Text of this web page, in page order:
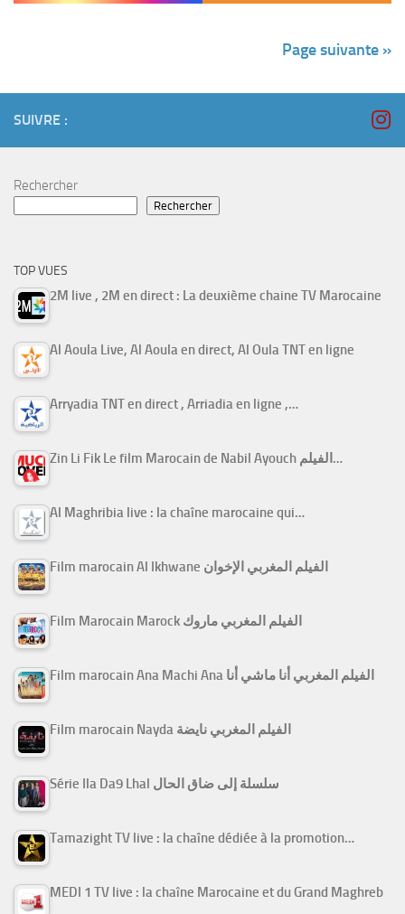
Page suivante »
SUIVRE :
Rechercher
Rechercher
TOP VUES
2M live , 2M en direct : La deuxième chaine TV Marocaine
Al Aoula Live, Al Aoula en direct, Al Oula TNT en ligne
Arryadia TNT en direct , Arriadia en ligne ,…
Zin Li Fik Le film Marocain de Nabil Ayouch الفيلم…
Al Maghribia live : la chaîne marocaine qui…
Film marocain Al Ikhwane الفيلم المغربي الإخوان
Film Marocain Marock الفيلم المغربي ماروك
Film marocain Ana Machi Ana الفيلم المغربي أنا ماشي أنا
Film marocain Nayda الفيلم المغربي نايضة
Série Ila Da9 Lhal سلسلة إلى ضاق الحال
Tamazight TV live : la chaîne dédiée à la promotion…
MEDI 1 TV live : la chaîne Marocaine et du Grand Maghreb